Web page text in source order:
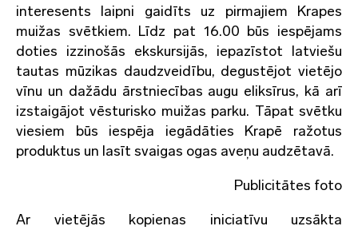
interesents laipni gaidīts uz pirmajiem Krapes
muižas svētkiem. Līdz pat 16.00 būs iespējams
doties izzinošās ekskursijās, iepazīstot latviešu
tautas mūzikas daudzveidību, degustējot vietējo
vīnu un dažādu ārstniecības augu eliksīrus, kā arī
izstaigājot vēsturisko muižas parku. Tāpat svētku
viesiem būs iespēja iegādāties Krapē ražotus
produktus un lasīt svaigas ogas aveņu audzētavā.
Publicitātes foto
Ar vietējās kopienas iniciatīvu uzsākta